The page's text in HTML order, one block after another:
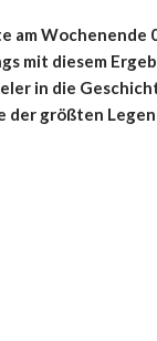
am
mit diesem
in die
der größten